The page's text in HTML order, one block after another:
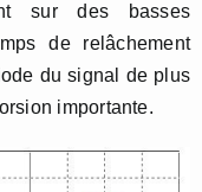
sur des basses
de relâchement
du signal de plus
importante.